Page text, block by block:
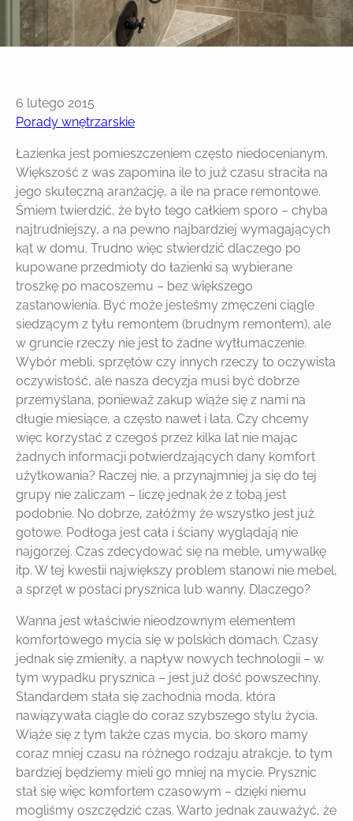
6 lutego 2015
Porady wnętrzarskie
Łazienka jest pomieszczeniem często niedocenianym.
Większość z was zapomina ile to już czasu straciła na
jego skuteczną aranżację, a ile na prace remontowe.
Śmiem twierdzić, że było tego całkiem sporo – chyba
najtrudniejszy, a na pewno najbardziej wymagających
kąt w domu. Trudno więc stwierdzić dlaczego po
kupowane przedmioty do łazienki są wybierane
troszkę po macoszemu – bez większego
zastanowienia. Być może jesteśmy zmęczeni ciągle
siedzącym z tyłu remontem (brudnym remontem), ale
w gruncie rzeczy nie jest to żadne wytłumaczenie.
Wybór mebli, sprzętów czy innych rzeczy to oczywista
oczywistość, ale nasza decyzja musi być dobrze
przemyślana, ponieważ zakup wiąże się z nami na
długie miesiące, a często nawet i lata. Czy chcemy
więc korzystać z czegoś przez kilka lat nie mając
żadnych informacji potwierdzających dany komfort
użytkowania? Raczej nie, a przynajmniej ja się do tej
grupy nie zaliczam – liczę jednak że z tobą jest
podobnie. No dobrze, załóżmy że wszystko jest już
gotowe. Podłoga jest cała i ściany wyglądają nie
najgorzej. Czas zdecydować się na meble, umywalkę
itp. W tej kwestii największy problem stanowi nie mebel,
a sprzęt w postaci prysznica lub wanny. Dlaczego?
Wanna jest właściwie nieodzownym elementem
komfortowego mycia się w polskich domach. Czasy
jednak się zmieniły, a napływ nowych technologii – w
tym wypadku prysznica – jest już dość powszechny.
Standardem stała się zachodnia moda, która
nawiązywała ciągle do coraz szybszego stylu życia.
Wiąże się z tym także czas mycia, bo skoro mamy
coraz mniej czasu na różnego rodzaju atrakcje, to tym
bardziej będziemy mieli go mniej na mycie. Prysznic
stał się więc komfortem czasowym – dzięki niemu
mogliśmy oszczędzić czas. Warto jednak zauważyć, że